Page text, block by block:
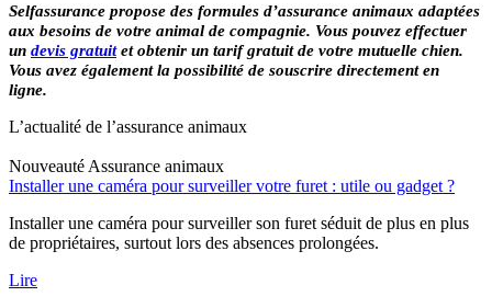
Selfassurance propose des formules d’assurance animaux adaptées
aux besoins de votre animal de compagnie. Vous pouvez effectuer
un devis gratuitet obtenir un tarif gratuit de votre mutuelle chien.
Vous avez également la possibilité de souscrire directement en
ligne.
L’actualité de l’assurance animaux
Nouveauté Assurance animaux
Installer une caméra pour surveiller votre furet : utile ou gadget ?
Installer une caméra pour surveiller son furet séduit de plus en plus
de propriétaires, surtout lors des absences prolongées.
Lire